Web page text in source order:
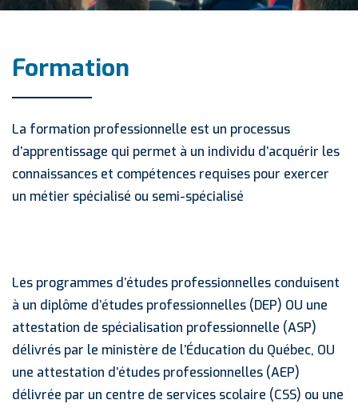
Formation
La formation professionnelle est un processus
d’apprentissage qui permet à un individu d’acquérir les
connaissances et compétences requises pour exercer
un métier spécialisé ou semi-spécialisé
Les programmes d’études professionnelles conduisent
à un diplôme d’études professionnelles (DEP) OU une
attestation de spécialisation professionnelle (ASP)
délivrés par le ministère de l’Éducation du Québec, OU
une attestation d’études professionnelles (AEP)
délivrée par un centre de services scolaire (CSS) ou une